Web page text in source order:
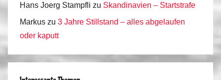
Hans Joerg Stampfli zu Skandinavien – Startstrafe
Markus zu 3 Jahre Stillstand – alles abgelaufen
oder kaputt